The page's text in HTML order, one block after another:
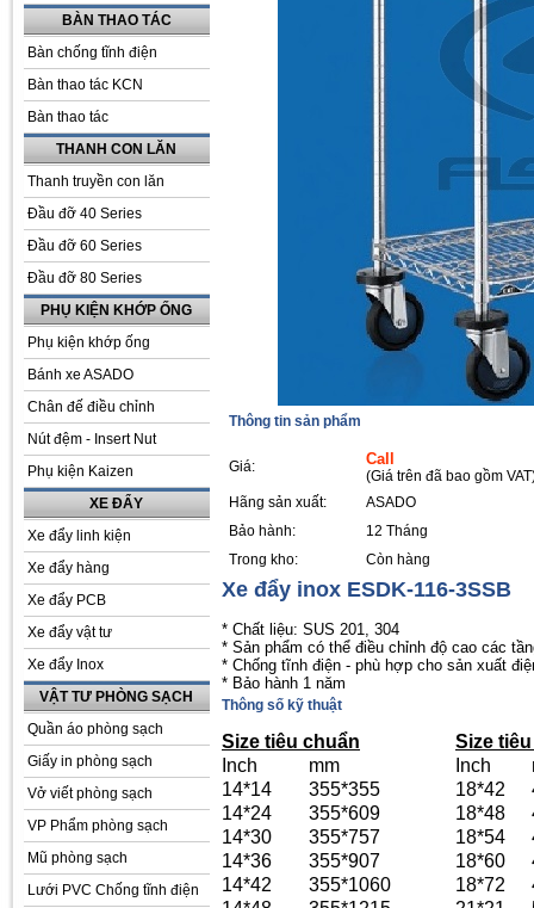
BÀN THAO TÁC
Bàn chống tĩnh điện
Bàn thao tác KCN
Bàn thao tác
THANH CON LĂN
Thanh truyền con lăn
Đầu đỡ 40 Series
Đầu đỡ 60 Series
Đầu đỡ 80 Series
PHỤ KIỆN KHỚP ỐNG
Phụ kiện khớp ống
Bánh xe ASADO
Chân đế điều chỉnh
Nút đệm - Insert Nut
Phụ kiện Kaizen
XE ĐẨY
Xe đẩy linh kiện
Xe đẩy hàng
Xe đẩy PCB
Xe đẩy vật tư
Xe đẩy Inox
VẬT TƯ PHÒNG SẠCH
Quần áo phòng sạch
Giấy in phòng sạch
Vở viết phòng sạch
VP Phẩm phòng sạch
Mũ phòng sạch
Lưới PVC Chống tĩnh điện
Thông tin sản phẩm
Giá: Call
(Giá trên đã bao gồm
Hãng sản xuất:
ASADO
Bảo hành:
12 Tháng
Trong kho:
Còn hàng
Xe đẩy inox ESDK-116-3SSB
* Chất liệu: SUS 201, 304
* Sản phẩm có thể điều chỉnh độ cao các
* Chống tĩnh điện - phù hợp cho sản xuất
* Bảo hành 1 năm
Thông số kỹ thuật
Size tiêu chuẩn
Size
Inch
mm Inch
14*14
355*355 18*42
14*24
355*609 18*48
14*30
355*757 18*54
14*36
355*907 18*60
14*42
355*1060 18*72